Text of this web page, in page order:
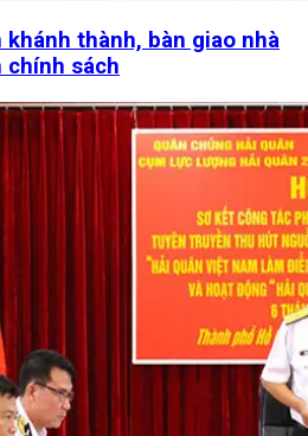
khánh thành, bàn giao nhà
chính sách